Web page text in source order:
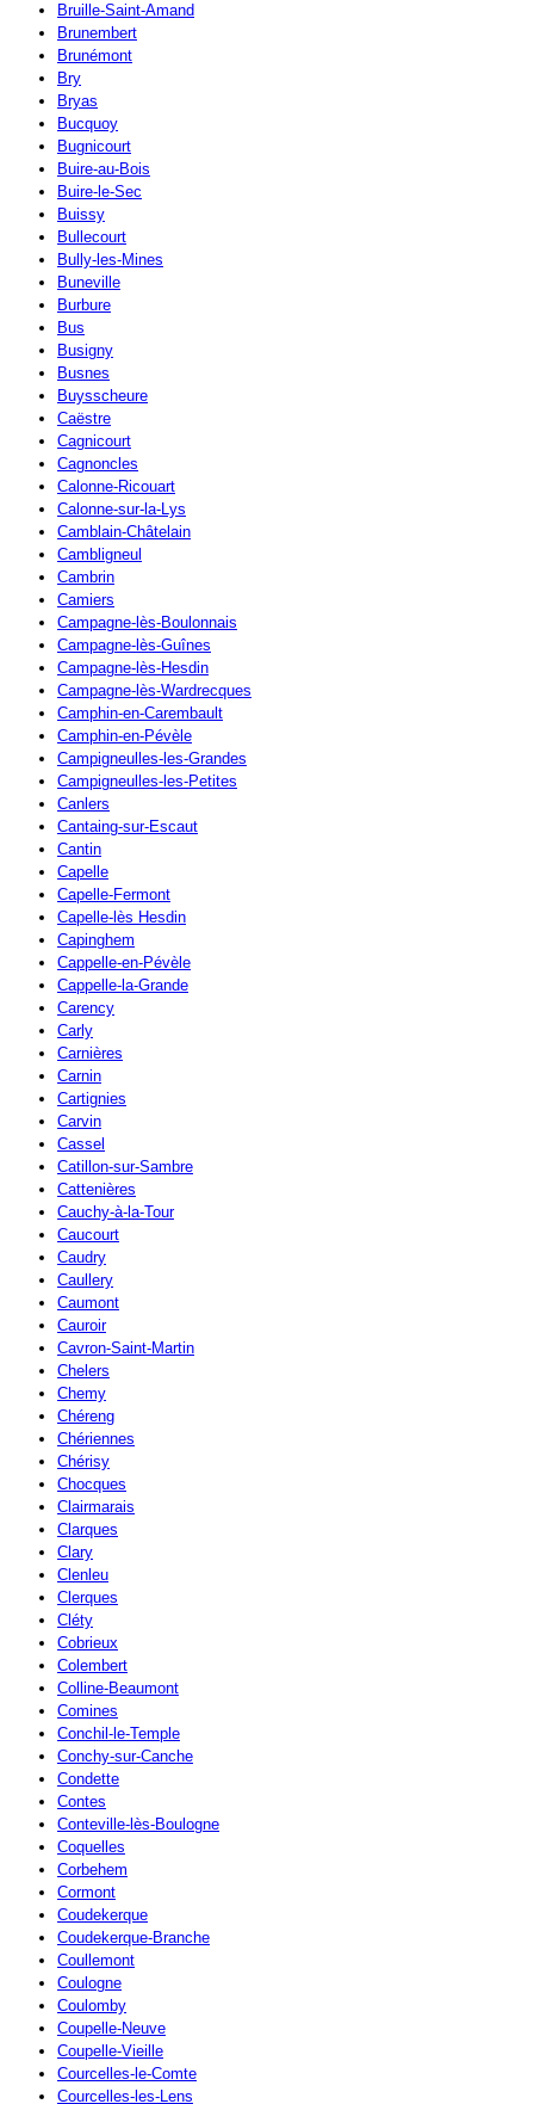
Bruille-Saint-Amand
Brunembert
Brunémont
Bry
Bryas
Bucquoy
Bugnicourt
Buire-au-Bois
Buire-le-Sec
Buissy
Bullecourt
Bully-les-Mines
Buneville
Burbure
Bus
Busigny
Busnes
Buysscheure
Caëstre
Cagnicourt
Cagnoncles
Calonne-Ricouart
Calonne-sur-la-Lys
Camblain-Châtelain
Cambligneul
Cambrin
Camiers
Campagne-lès-Boulonnais
Campagne-lès-Guînes
Campagne-lès-Hesdin
Campagne-lès-Wardrecques
Camphin-en-Carembault
Camphin-en-Pévèle
Campigneulles-les-Grandes
Campigneulles-les-Petites
Canlers
Cantaing-sur-Escaut
Cantin
Capelle
Capelle-Fermont
Capelle-lès Hesdin
Capinghem
Cappelle-en-Pévèle
Cappelle-la-Grande
Carency
Carly
Carnières
Carnin
Cartignies
Carvin
Cassel
Catillon-sur-Sambre
Cattenières
Cauchy-à-la-Tour
Caucourt
Caudry
Caullery
Caumont
Cauroir
Cavron-Saint-Martin
Chelers
Chemy
Chéreng
Chériennes
Chérisy
Chocques
Clairmarais
Clarques
Clary
Clenleu
Clerques
Cléty
Cobrieux
Colembert
Colline-Beaumont
Comines
Conchil-le-Temple
Conchy-sur-Canche
Condette
Contes
Conteville-lès-Boulogne
Coquelles
Corbehem
Cormont
Coudekerque
Coudekerque-Branche
Coullemont
Coulogne
Coulomby
Coupelle-Neuve
Coupelle-Vieille
Courcelles-le-Comte
Courcelles-les-Lens